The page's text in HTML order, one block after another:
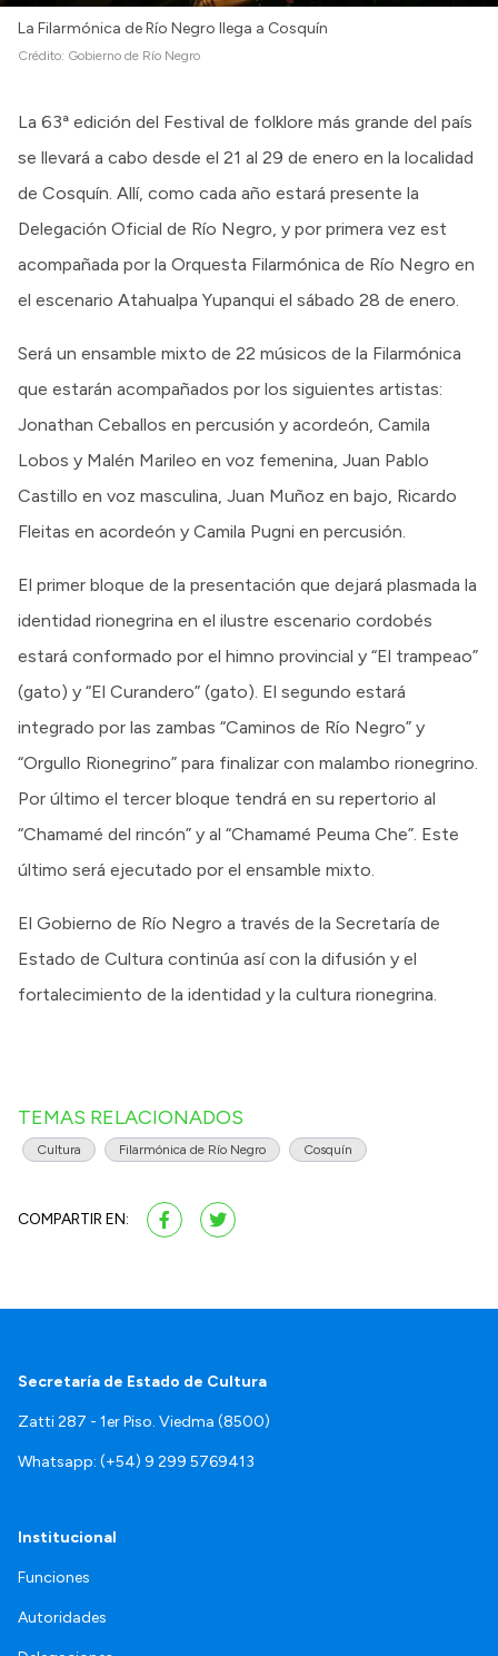
La Filarmónica de Río Negro llega a Cosquín
Crédito: Gobierno de Río Negro
La 63ª edición del Festival de folklore más grande del país
se llevará a cabo desde el 21 al 29 de enero en la localidad
de Cosquín. Allí, como cada año estará presente la
Delegación Oficial de Río Negro, y por primera vez est
acompañada por la Orquesta Filarmónica de Río Negro en
el escenario Atahualpa Yupanqui el sábado 28 de enero.
Será un ensamble mixto de 22 músicos de la Filarmónica
que estarán acompañados por los siguientes artistas:
Jonathan Ceballos en percusión y acordeón, Camila
Lobos y Malén Marileo en voz femenina, Juan Pablo
Castillo en voz masculina, Juan Muñoz en bajo, Ricardo
Fleitas en acordeón y Camila Pugni en percusión.
El primer bloque de la presentación que dejará plasmada la
identidad rionegrina en el ilustre escenario cordobés
estará conformado por el himno provincial y “El trampeao”
(gato) y “El Curandero” (gato). El segundo estará
integrado por las zambas “Caminos de Río Negro” y
“Orgullo Rionegrino” para finalizar con malambo rionegrino.
Por último el tercer bloque tendrá en su repertorio al
“Chamamé del rincón” y al “Chamamé Peuma Che”. Este
último será ejecutado por el ensamble mixto.
El Gobierno de Río Negro a través de la Secretaría de
Estado de Cultura continúa así con la difusión y el
fortalecimiento de la identidad y la cultura rionegrina.
TEMAS RELACIONADOS
Cultura Filarmónica de Río Negro Cosquín
COMPARTIR EN:
Secretaría de Estado de Cultura
Zatti 287 - 1er Piso. Viedma (8500)
Whatsapp: (+54) 9 299 5769413
Institucional
Funciones
Autoridades